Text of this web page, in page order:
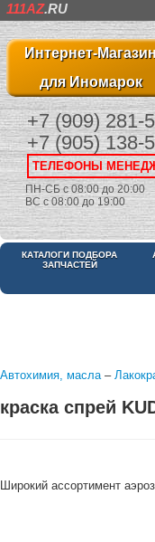
111AZ.RU
Интернет-
для Иномарок
+7 (909) 281-
+7 (905) 138-
ТЕЛЕФОНЫ
ПН-СБ с 08:00 до 20:00
ВС с 08:00 до 19:00
КАТАЛОГИ ПОДБОРА
ЗАПЧАСТЕЙ
Автохимия, масла–
краска спрей
Широкий ассортимент